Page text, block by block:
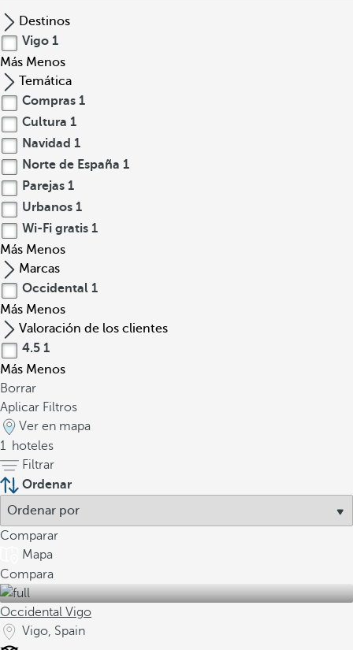
Destinos
Vigo 1
Más Menos
Temática
Compras 1
Cultura 1
Navidad 1
Norte de España 1
Parejas 1
Urbanos 1
Wi-Fi gratis 1
Más Menos
Marcas
Occidental 1
Más Menos
Valoración de los clientes
4.5 1
Más Menos
Borrar
Aplicar Filtros
Ver en mapa
1 hoteles
Filtrar
Ordenar
Comparar
Mapa
Compara
Occidental Vigo
Vigo, Spain